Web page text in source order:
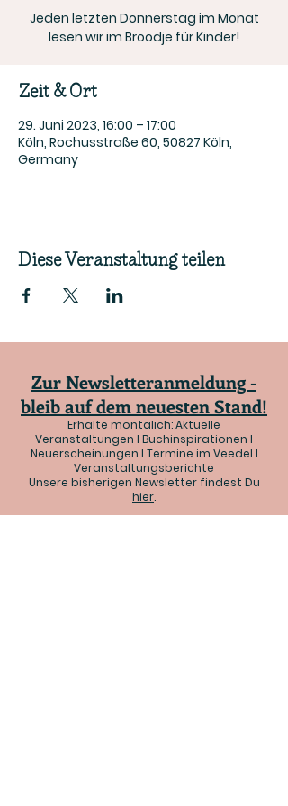
Jeden letzten Donnerstag im Monat
lesen wir im Broodje für Kinder!
Zeit & Ort
29. Juni 2023, 16:00 – 17:00
Köln, Rochusstraße 60, 50827 Köln,
Germany
Diese Veranstaltung teilen
Zur Newsletteranmeldung -
bleib auf dem neuesten Stand!
Erhalte montalich: Aktuelle
Veranstaltungen I Buchinspirationen I
Neuerscheinungen I Termine im Veedel I
Veranstaltungsberichte
Unsere bisherigen Newsletter findest Du
hier.